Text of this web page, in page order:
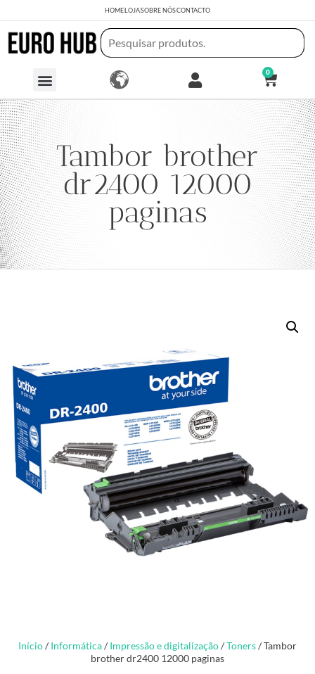
HOMELOJASOBRE NÓSCONTACTO
0
Tambor brother
dr2400 12000
paginas
Início/ Informática/ Impressão e digitalização/Toners/ Tambor
brother dr2400 12000 paginas